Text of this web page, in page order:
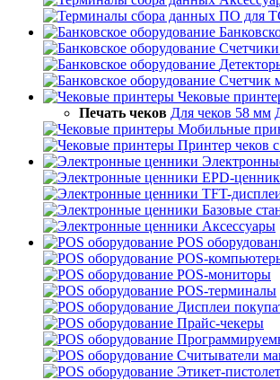
ПО для
Счетчик
Чековые
Печать чеков Для чеков 58 мм
Мобильные
Принтер чеков
EPD-
TFT-
Базовые
Аксессуары
POS
POS-
POS-мониторы
POS-терминалы
Дисплеи
Прайс-чекеры
Считыватели
Этикет-